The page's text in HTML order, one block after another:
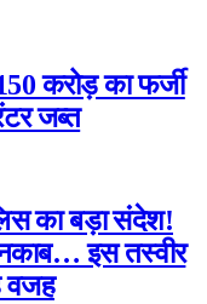
करोड़ का फर्जी
जब्त
का बड़ा संदेश!
इस तस्वीर
वजह